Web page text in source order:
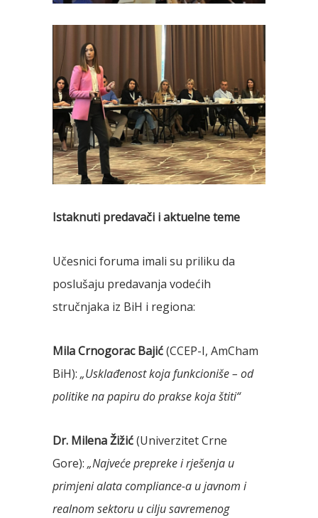
Istaknuti predavači i aktuelne teme
Učesnici foruma imali su priliku da
poslušaju predavanja vodećih
stručnjaka iz BiH i regiona:
Mila Crnogorac Bajić(CCEP-I, AmCham
BiH): „Usklađenost koja funkcioniše – od
politike na papiru do prakse koja štiti“
Dr. Milena Žižić(Univerzitet Crne
Gore): „Najveće prepreke i rješenja u
primjeni alata compliance-a u javnom i
realnom sektoru u cilju savremenog